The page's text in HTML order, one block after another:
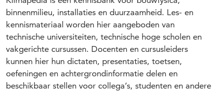
binnenmilieu, installaties en duurzaamheid. Les- en
kennismateriaal worden hier aangeboden van
technische universiteiten, technische hoge scholen en
vakgerichte cursussen. Docenten en cursusleiders
kunnen hier hun dictaten, presentaties, toetsen,
oefeningen en achtergrondinformatie delen en
beschikbaar stellen voor collega’s, studenten en andere